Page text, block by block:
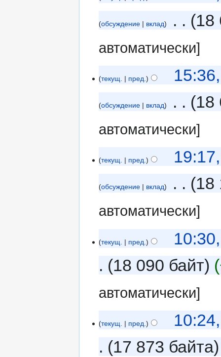
обсуждение вклад 18
автоматически]
текущ. пред.
обсуждение вклад 18
автоматически]
текущ. пред.
обсуждение вклад 18
автоматически]
текущ. пред.
18 090 байт
автоматически]
текущ. пред.
17 873 байта